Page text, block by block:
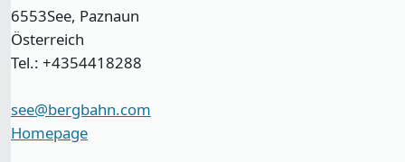
6553See, Paznaun
Österreich
Tel.: +4354418288
see@bergbahn.com
Homepage